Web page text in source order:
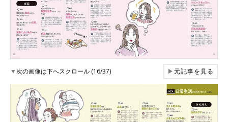
▼次の画像は下へスクロール (16/37) ▶元記事を見る